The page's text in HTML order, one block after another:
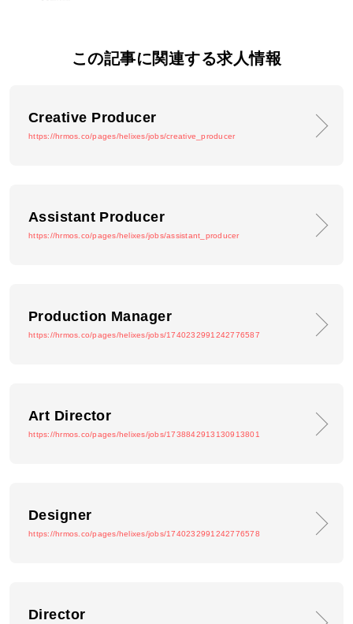
この記事に関連する求人情報
Creative Producer
https://hrmos.co/pages/helixes/jobs/creative_producer
Assistant Producer
https://hrmos.co/pages/helixes/jobs/assistant_producer
Production Manager
https://hrmos.co/pages/helixes/jobs/1740232991242776587
Art Director
https://hrmos.co/pages/helixes/jobs/1738842913130913801
Designer
https://hrmos.co/pages/helixes/jobs/1740232991242776578
Director